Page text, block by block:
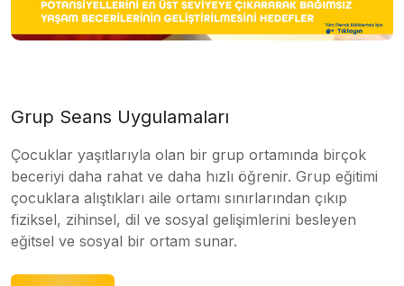
Grup Seans Uygulamaları
Çocuklar yaşıtlarıyla olan bir grup ortamında birçok
beceriyi daha rahat ve daha hızlı öğrenir. Grup eğitimi
çocuklara alıştıkları aile ortamı sınırlarından çıkıp
fiziksel, zihinsel, dil ve sosyal gelişimlerini besleyen
eğitsel ve sosyal bir ortam sunar.